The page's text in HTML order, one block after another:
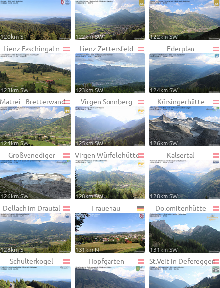
120km S 122km SW 122km SW
Lienz Faschingalm
123km SW
Lienz Zettersfeld
123km SW
Ederplan
124km SW
Matrei - Bretterwand
124km SW
Virgen Sonnberg
125km SW
Kürsingerhütte
126km SW
Großvenediger
126km SW
Virgen Würfelehütte
128km SW
Kalsertal
128km SW
Dellach im Drautal
128km S
Frauenau
131km N
Dolomitenhütte
131km SW
Schulterkogel Hopfgarten St.Veit in Defereggen